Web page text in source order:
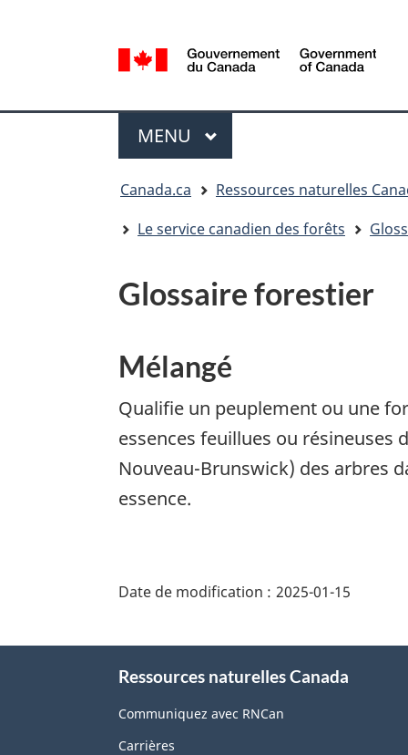
de
la
Government
MENU PRINCIPAL
Canada.ca
Ressources naturelles
Le service canadien des forêts
Glossaire forestier
Mélangé
Qualifie un peuplement ou une
essences feuillues ou résineuses
Nouveau-Brunswick) des arbres
essence.
de
page"
Date de modification : 2025-01-15
Ressources naturelles Canada
Communiquez avec RNCan
Carrières